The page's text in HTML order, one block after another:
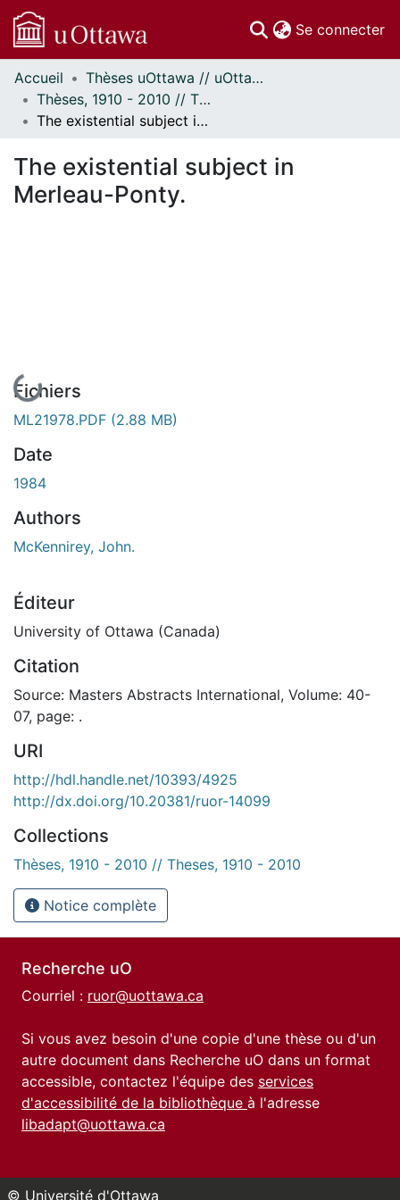
Se connecter
Communautés
et collections
Parcourir
À propos
Accueil
Thèses uOttawa // uOttawa Theses
Thèses, 1910 - 2010 // Theses, 1910 - 2010
The existential subject in Merleau-Ponty.
The existential subject in
Merleau-Ponty.
En cours de chargement...
Fichiers
ML21978.PDF (2.88 MB)
Date
1984
Authors
McKennirey, John.
Éditeur
University of Ottawa (Canada)
Citation
Source: Masters Abstracts International, Volume: 40-
07, page: .
URI
http://hdl.handle.net/10393/4925
http://dx.doi.org/10.20381/ruor-14099
Collections
Thèses, 1910 - 2010 // Theses, 1910 - 2010
Notice complète
Recherche uO
Courriel : ruor@uottawa.ca
Si vous avez besoin d'une copie d'une thèse ou d'un
autre document dans Recherche uO dans un format
accessible, contactez l'équipe des services
d'accessibilité de la bibliothèque à l'adresse
libadapt@uottawa.ca
© Université d'Ottawa